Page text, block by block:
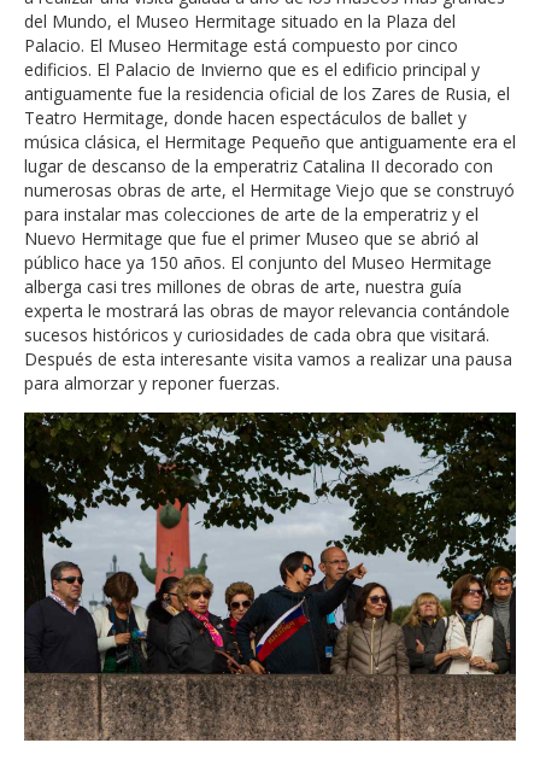
del Mundo, el Museo Hermitage situado en la Plaza del
Palacio. El Museo Hermitage está compuesto por cinco
edificios. El Palacio de Invierno que es el edificio principal y
antiguamente fue la residencia oficial de los Zares de Rusia, el
Teatro Hermitage, donde hacen espectáculos de ballet y
música clásica, el Hermitage Pequeño que antiguamente era el
lugar de descanso de la emperatriz Catalina II decorado con
numerosas obras de arte, el Hermitage Viejo que se construyó
para instalar mas colecciones de arte de la emperatriz y el
Nuevo Hermitage que fue el primer Museo que se abrió al
público hace ya 150 años. El conjunto del Museo Hermitage
alberga casi tres millones de obras de arte, nuestra guía
experta le mostrará las obras de mayor relevancia contándole
sucesos históricos y curiosidades de cada obra que visitará.
Después de esta interesante visita vamos a realizar una pausa
para almorzar y reponer fuerzas.